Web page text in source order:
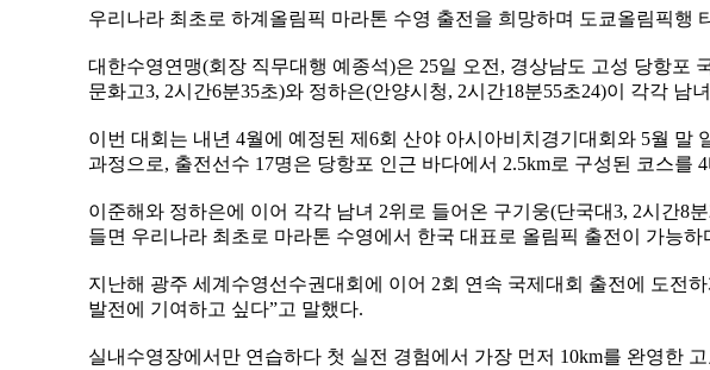
우리나라 최초로 하계올림픽 마라톤 수영 출전을 희망하며 도쿄올림픽행
대한수영연맹(회장 직무대행 예종석)은 25일 오전 , 경상남도 고성 당항포
문화고3, 2시간6분35초)와 정하은(안양시청, 2시간18분55초24)이 각각 남녀
이번 대회는 내년 4월에 예정된 제 6회 산야 아시아비치경기대회와 5월 말
과정으로, 출전선수 17명은 당항포 인근 바다에서 2.5km로 구성된 코스를 4
이준해와 정하은에 이어 각각 남녀 2위로 들어온 구기웅(단국대3, 2시간8분
들면 우리나라 최초로 마라톤 수영에서 한국 대표로 올림픽 출전이 가능하
지난해 광주 세계수영선수권대회에 이어 2회 연속 국제대회 출전에 도전
발전에 기여하고 싶다”고 말했다.
실내수영장에서만 연습하다 첫 실전 경험에서 가장 먼저 10km를 완영한